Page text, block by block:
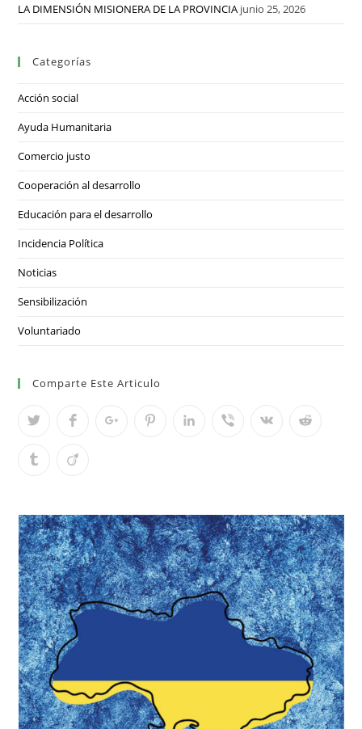
LA DIMENSIÓN MISIONERA DE LA PROVINCIA junio 25, 2026
Categorías
Acción social
Ayuda Humanitaria
Comercio justo
Cooperación al desarrollo
Educación para el desarrollo
Incidencia Política
Noticias
Sensibilización
Voluntariado
Comparte Este Articulo